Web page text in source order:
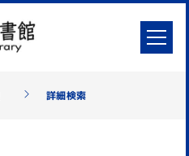
詳細検索